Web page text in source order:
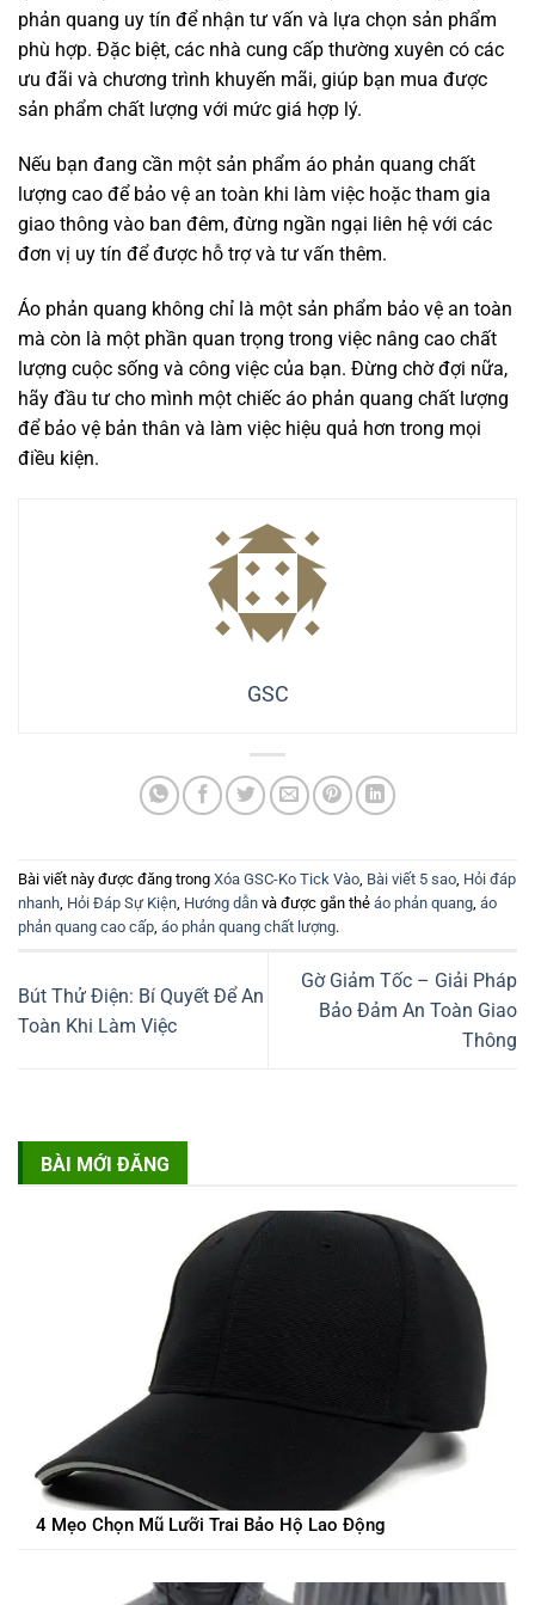
BÀI MỚI ĐĂNG
4 Mẹo Chọn Mũ Lưỡi Trai Bảo Hộ Lao Động
Các Loại Rào Chắn An Toàn Công Trình Xây Dựng Phổ Biến
Hiện Nay
5 Mẹo Chọn Găng Tay Cách Điện Chống Nước